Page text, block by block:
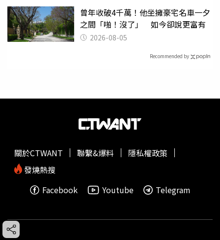
曾年收破4千萬！他坐擁豪宅名車一夕
之間「啪！沒了」 如今卻說更富有
2026-08-05
Recommended by
關於CTWANT 聯繫&爆料
隱私權政策
發燒熱搜
Facebook
Youtube Telegram